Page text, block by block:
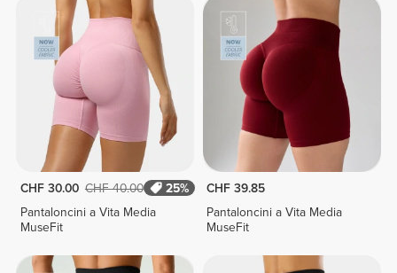
CHF 30.00 CHF 40.00
25%
Pantaloncini a Vita Media
MuseFit
CHF 39.85
Pantaloncini a Vita Media
MuseFit